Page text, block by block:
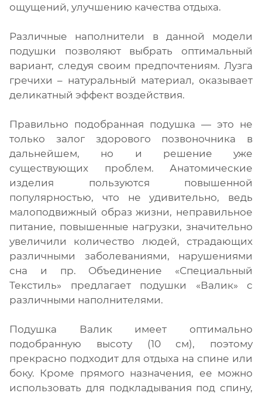
ощущений, улучшению качества отдыха.
Различные наполнители в данной модели
подушки позволяют выбрать оптимальный
вариант, следуя своим предпочтениям. Лузга
гречихи – натуральный материал, оказывает
деликатный эффект воздействия.
Правильно подобранная подушка — это не
только залог здорового позвоночника в
дальнейшем, но и решение уже
существующих проблем. Анатомические
изделия пользуются повышенной
популярностью, что не удивительно, ведь
малоподвижный образ жизни, неправильное
питание, повышенные нагрузки, значительно
увеличили количество людей, страдающих
различными заболеваниями, нарушениями
сна и пр. Объединение «Специальный
Текстиль» предлагает подушки «Валик» с
различными наполнителями.
Подушка Валик имеет оптимально
подобранную высоту (10 см), поэтому
прекрасно подходит для отдыха на спине или
боку. Кроме прямого назначения, ее можно
использовать для подкладывания под спину,